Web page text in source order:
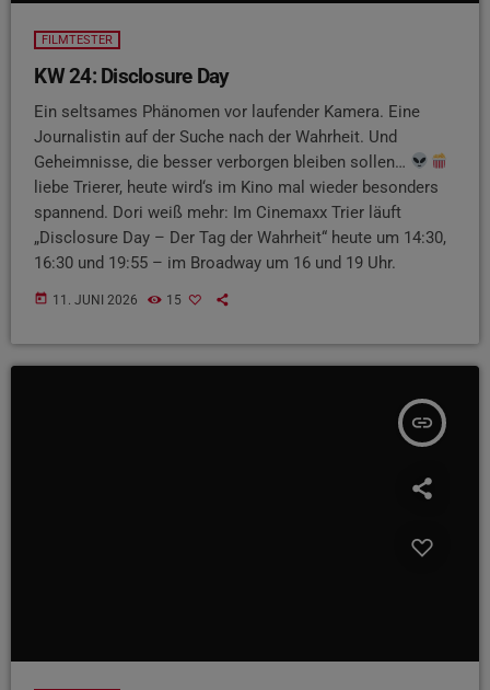
FILMTESTER
KW 24: Disclosure Day
Ein seltsames Phänomen vor laufender Kamera. Eine
Journalistin auf der Suche nach der Wahrheit. Und
Geheimnisse, die besser verborgen bleiben sollen…
liebe Trierer, heute wird‘s im Kino mal wieder besonders
spannend. Dori weiß mehr: Im Cinemaxx Trier läuft
„Disclosure Day – Der Tag der Wahrheit“ heute um 14:30,
16:30 und 19:55 – im Broadway um 16 und 19 Uhr.
today 11. JUNI 2026 15
insert_link